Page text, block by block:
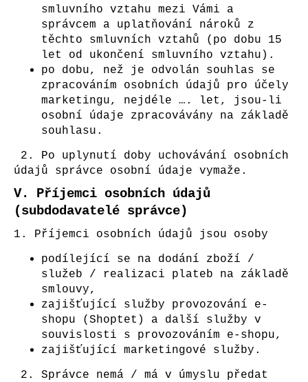
smluvního vztahu mezi Vámi a
správcem a uplatňování nároků z
těchto smluvních vztahů (po dobu 15
let od ukončení smluvního vztahu).
po dobu, než je odvolán souhlas se
zpracováním osobních údajů pro účely
marketingu, nejdéle …. let, jsou-li
osobní údaje zpracovávány na základě
souhlasu.
2. Po uplynutí doby uchovávání osobních
údajů správce osobní údaje vymaže.
V. Příjemci osobních údajů
(subdodavatelé správce)
1. Příjemci osobních údajů jsou osoby
podílející se na dodání zboží /
služeb / realizaci plateb na základě
smlouvy,
zajišťující služby provozování e-
shopu (Shoptet) a další služby v
souvislosti s provozováním e-shopu,
zajišťující marketingové služby.
2. Správce nemá / má v úmyslu předat